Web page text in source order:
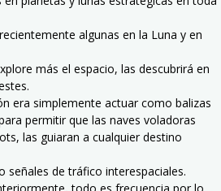
algunas en la Luna y en
más el espacio, las descubrirá en
era simplemente actuar como balizas
permitir que las naves voladoras
las guiaran a cualquier destino
señales de tráfico interespaciales.